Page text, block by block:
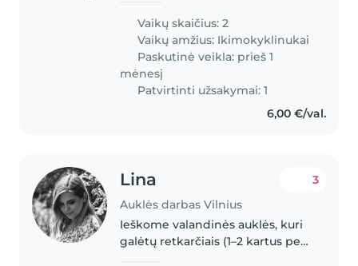
šeima vertina aktyvumą,
smalsumą ir kūrybiškumą, todėl
ieškome auklės, kuri galėtų
įtraukti..
Vaikų skaičius: 2
Vaikų amžius: Ikimokyklinukai
Paskutinė veikla: prieš 1
mėnesį
Patvirtinti užsakymai: 1
6,00 €/val.
Lina
Auklės darbas Vilnius
3
Ieškome valandinės auklės, kuri
galėtų retkarčiais (1–2 kartus per